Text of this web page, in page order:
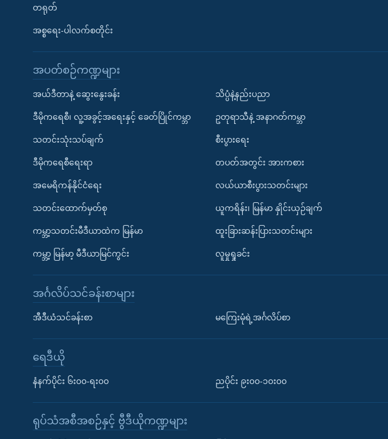
တရုတ်
အစ္စရေး-ပါလက်စတိုင်း
အပတ်စဉ်ကဏ္ဍများ
အယ်ဒီတာနဲ့ ဆွေးနွေးခန်း
ဒီမိုကရေစီ၊ လူ့အခွင့်အရေးနှင့် ခေတ်ပြိုင်ကမ္ဘာ
သတင်းသုံးသပ်ချက်
ဒီမိုကရေစီရေးရာ
အမေရိကန်နိုင်ငံရေး
သတင်းထောက်မှတ်စု
ကမ္ဘာ့သတင်းမီဒီယာထဲက မြန်မာ
ကမ္ဘာ့ မြန်မာ့ မီဒီယာမြင်ကွင်း
သိပ္ပံနဲ့နည်းပညာ
ဥတုရာသီနဲ့ အနာဂတ်ကမ္ဘာ
စီးပွားရေး
တပတ်အတွင်း အားကစား
လယ်ယာစီးပွားသတင်းများ
ယူကရိန်း၊ မြန်မာ နှိုင်းယှဉ်ချက်
ထူးခြားဆန်းပြားသတင်းများ
လူမှုရှုခင်း
အင်္ဂလိပ်သင်ခန်းစာများ
အီဒီယံသင်ခန်းစာ မကြေးမုံရဲ့အင်္ဂလိပ်စာ
ရေဒီယို
နံနက်ပိုင်း ၆း၀၀-ရး၀၀ ညပိုင်း ၉း၀၀-၁၀း၀၀
ရုပ်သံအစီအစဉ်နှင့် ဗွီဒီယိုကဏ္ဍများ